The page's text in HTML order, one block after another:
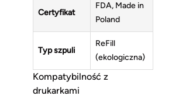
Certyfikat
FDA, Made in
Poland
Typ szpuli
ReFill
(ekologiczna)
Kompatybilność z
drukarkami